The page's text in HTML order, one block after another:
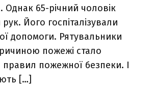
Однак 65-річний чоловік
Його госпіталізували
допомоги. Рятувальники
пожежі стало
пожежної безпеки. І
[…]